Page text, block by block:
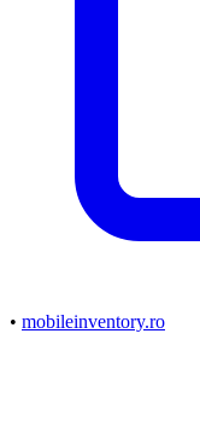
• mobileinventory.ro